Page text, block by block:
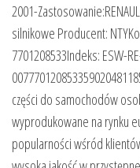
2001-
silnikowe Producent:
7701208533Indeks: ESW-
części do samochodów
wyprodukowane na rynku
popularności wśród